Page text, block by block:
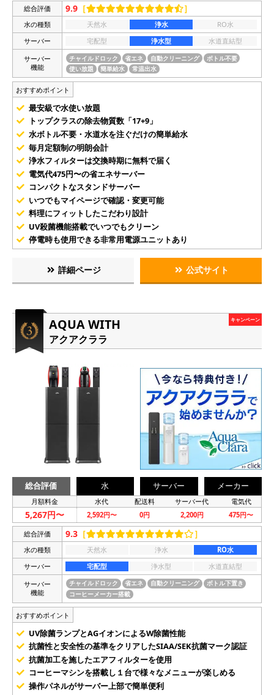
総合評価 9.9 ［ ］
水の種類 天然水 浄水
RO水
サーバー
宅配型 浄水型
水道直結型
サーバー
機能
チャイルドロック 省エネ 自動クリーニング
ボトル不要
使い放題
簡単給水 常温出水
おすすめポイント
最安級で水使い放題
トップクラスの除去物質数「17+9」
水ボトル不要・水道水を注ぐだけの簡単給水
毎月定額制の明朗会計
浄水フィルターは交換時期に無料で届く
電気代475円〜の省エネサーバー
コンパクトなスタンドサーバー
いつでもマイページで確認・変更可能
料理にフィットしたこだわり設計
UV殺菌機能搭載でいつでもクリーン
停電時も使用できる非常用電源ユニットあり
詳細ページ 公式サイト
AQUA WITH
アクアクララ
キャンペーン
総合評価 水 サーバー メーカー
月額料金 水代 配送料 サーバー代 電気代
5,267円〜 2,592円〜 0円 2,200円 475円〜
総合評価 9.3 ［ ］
水の種類 天然水 浄水
RO水
サーバー
宅配型 浄水型
水道直結型
サーバー
機能
チャイルドロック 省エネ 自動クリーニング
ボトル下置き
コーヒーメーカー搭載
おすすめポイント
UV除菌ランプとAGイオンによるW除菌性能
抗菌性と安全性の基準をクリアしたSIAA/SEK抗菌マーク認証
抗菌加工を施したエアフィルターを使用
コーヒーマシンを搭載し１台で様々なメニューが楽しめる
操作パネルがサーバー上部で簡単便利